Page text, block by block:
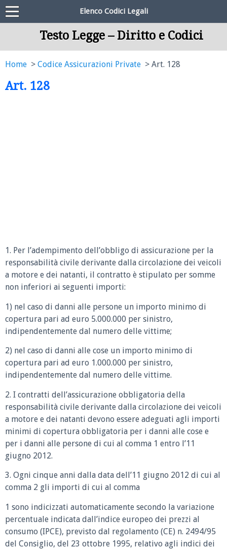
Elenco Codici Legali
Testo Legge – Diritto e Codici
Home Codice Assicurazioni Private Art. 128
Art. 128
1. Per l’adempimento dell’obbligo di assicurazione per la
responsabilità civile derivante dalla circolazione dei veicoli
a motore e dei natanti, il contratto è stipulato per somme
non inferiori ai seguenti importi:
1) nel caso di danni alle persone un importo minimo di
copertura pari ad euro 5.000.000 per sinistro,
indipendentemente dal numero delle vittime;
2) nel caso di danni alle cose un importo minimo di
copertura pari ad euro 1.000.000 per sinistro,
indipendentemente dal numero delle vittime.
2. I contratti dell’assicurazione obbligatoria della
responsabilità civile derivante dalla circolazione dei veicoli
a motore e dei natanti devono essere adeguati agli importi
minimi di copertura obbligatoria per i danni alle cose e
per i danni alle persone di cui al comma 1 entro l’11
giugno 2012.
3. Ogni cinque anni dalla data dell’11 giugno 2012 di cui al
comma 2 gli importi di cui al comma
1 sono indicizzati automaticamente secondo la variazione
percentuale indicata dall’indice europeo dei prezzi al
consumo (IPCE), previsto dal regolamento (CE) n. 2494/95
del Consiglio, del 23 ottobre 1995, relativo agli indici dei